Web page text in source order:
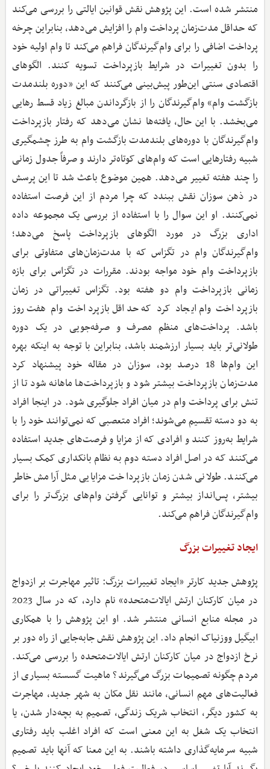
منتشر شده است. این پژوهش نقش قوانین ایالتی را بررسی می‌کند
که حداقل مدت‌زمان پرداخت وام را افزایش می‌دهد، بنابراین چرخه
پرداخت اضافی را برای وام‌گیرندگان فراهم می‌کند تا وام اولیه خود
را بدون تغییرات در شرایط بازپرداخت تسویه کنند. الگو‌های
اقتصادی سنتی این‌طور پیش‌بینی می‌کنند که این «دوره بلندمدت
بازگشت وام» وام‌گیرندگان را از بازگرداندن مبالغ زیاد قسط رهایی
می‌بخشد. با این حال، یافته‌ها نشان می‌دهد که رفتار بازپرداخت
وام‌گیرندگان با دوره‌های بلندمدت بازگشت وام به طرز چشمگیری
شبیه رفتارهایی است که وام‌های کوتاه‌تر دارند و صرفاً جدول زمانی
را چند هفته تغییر می‌دهد. همین موضوع باعث شد تا این پرسش
در ذهن سوزان نقش ببندد که چرا مردم از این فرصت استفاده
نمی‌کنند. او این سوال را با استفاده از بررسی یک مجموعه داده
اداری بزرگ در مورد الگوهای بازپرداخت پاسخ می‌دهد؛
وام‌گیرندگان وام در تگزاس که با مدت‌زمان‌های متفاوتی برای
بازپرداخت وام خود مواجه بودند. مقررات در تگزاس برای بازه
زمانی بازپرداخت وام دو هفته بود. تگزاس تغییراتی در زمان
بازپرداخت وام ایجاد کرد که حداقل بازپرداخت وام هفت روز
باشد. پرداخت‌های منظم مصرف و صرفه‌جویی در یک دوره
طولانی‌تر باید بسیار ارزشمند باشد، بنابراین با توجه به اینکه بهره
این وام‌ها 18 درصد بود، سوزان در مقاله خود پیشنهاد کرد
مدت‌زمان بازپرداخت بیشتر شود و بازپرداخت‌ها ماهانه شود تا از
تنش برای پرداخت وام در میان افراد جلوگیری شود. در اینجا افراد
به دو دسته تقسیم می‌شوند؛ افراد متعصبی که نمی‌توانند خود را با
شرایط به‌روز کنند و افرادی که از مزایا و فرصت‌های جدید استفاده
می‌کنند که در اصل افراد دسته دوم به نظام بانکداری کمک بسیار
می‌کنند. طولانی شدن زمان بازپرداخت مزایایی مثل آرامش خاطر
بیشتر، پس‌انداز بیشتر و توانایی گرفتن وام‌های بزرگ‌تر را برای
وام‌گیرندگان فراهم می‌کند.
ایجاد تغییرات بزرگ
پژوهش جدید کارتر «ایجاد تغییرات بزرگ: تاثیر مهاجرت بر ازدواج
در میان کارکنان ارتش ایالات‌متحده» نام دارد، که در سال 2023
در مجله منابع انسانی منتشر شد. او این پژوهش را با همکاری
ابیگیل ووزنیاک انجام داد. این پژوهش نقش جابه‌جایی از راه دور بر
نرخ ازدواج در میان کارکنان ارتش ایالات‌متحده را بررسی می‌کند.
مردم چگونه تصمیمات بزرگ می‌گیرند؟ ماهیت گسسته بسیاری از
فعالیت‌های مهم انسانی، مانند نقل مکان به شهر جدید، مهاجرت
به کشور دیگر، انتخاب شریک زندگی، تصمیم به بچه‌دار شدن، یا
انتخاب یک شغل به این معنی است که افراد اغلب باید رفتاری
شبیه سرمایه‌گذاری داشته باشند. به این معنا که آنها باید تصمیم